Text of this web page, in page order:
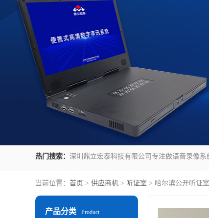
热门搜索：
当前位置： 首页 > 供应商机 > 听证室 > 哈尔滨公开听证
产品分类 Product